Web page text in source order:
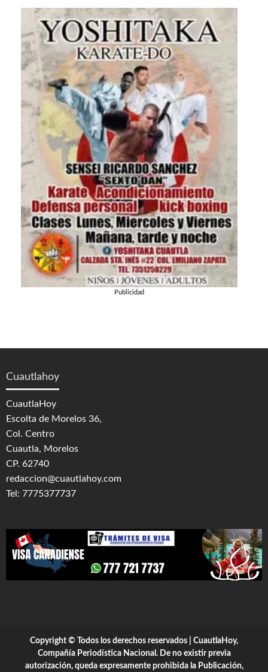
Publicidad
Cuautlahoy
CuautlaHoy
Escolta de Morelos 36,
Col. Centro
Cuautla, Morelos
CP. 62740
redaccion@cuautlahoy.com
Tel: 7775377737
Copyright © Todos los derechos reservados | CuautlaHoy,
Compañía Periodística Nacional. De no existir previa
autorización, queda expresamente prohibida la Publicación,